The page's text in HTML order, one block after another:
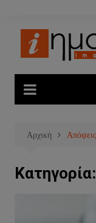
περιεχόμενο
Αρχική Απόψεις
Κατηγορία: